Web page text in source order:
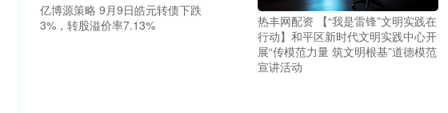
亿博源策略 9月9日皓元转债下跌
3%，转股溢价率7.13%
热丰网配资 【“我是雷锋”文明实践在
行动】和平区新时代文明实践中心开
展“传模范力量 筑文明根基”道德模范
宣讲活动